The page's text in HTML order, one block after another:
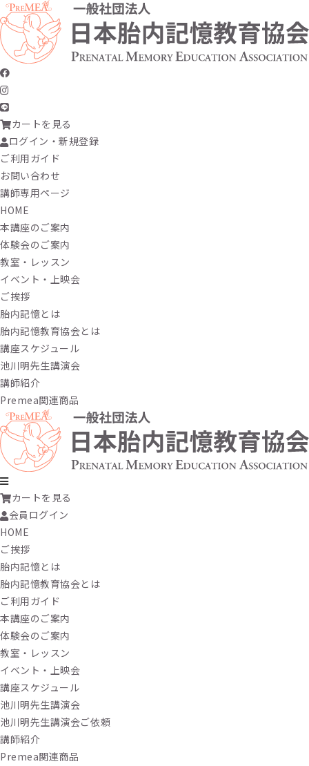
カートを見る
ログイン・新規登録
ご利用ガイド
お問い合わせ
講師専用ページ
HOME
本講座のご案内
体験会のご案内
教室・レッスン
イベント・上映会
ご挨拶
胎内記憶とは
胎内記憶教育協会とは
講座スケジュール
池川明先生講演会
講師紹介
Premea関連商品
カートを見る
会員ログイン
HOME
ご挨拶
胎内記憶とは
胎内記憶教育協会とは
ご利用ガイド
本講座のご案内
体験会のご案内
教室・レッスン
イベント・上映会
講座スケジュール
池川明先生講演会
池川明先生講演会ご依頼
講師紹介
Premea関連商品